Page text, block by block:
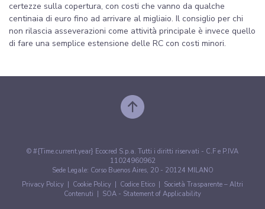
certezze sulla copertura, con costi che vanno da qualche
centinaia di euro fino ad arrivare al migliaio. Il consiglio per chi
non rilascia asseverazioni come attività principale è invece quello
di fare una semplice estensione delle RC con costi minori.
© #{Time.current.year} Ecocred S.p.a. Tutti i diritti riservati - C.F e P.IVA
11024960962
Sede Legale: Corso Buenos Aires, 20 - 20124 MILANO
Privacy Policy
Cookie Policy Codice Etico
Società Trasparente – Altri
Contenuti
SOA - Statement of Applicability